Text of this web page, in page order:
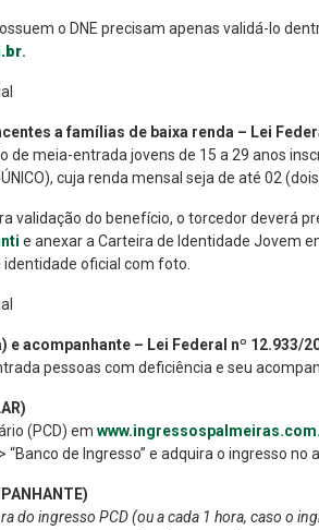
o DNE precisam apenas validá-lo
.
a famílias de baixa renda – Lei
de meia-entrada jovens de 15 a 29 anos
cuja renda mensal seja de até 02
validação do benefício, o torcedor deverá
e anexar a Carteira de Identidade Jovem
oficial com foto.
e acompanhante – Lei Federal nº 12.933/
pessoas com deficiência e seu
(PCD) em
“Banco de Ingresso” e adquira o ingresso no
do ingresso PCD (ou a cada 1 hora, caso o